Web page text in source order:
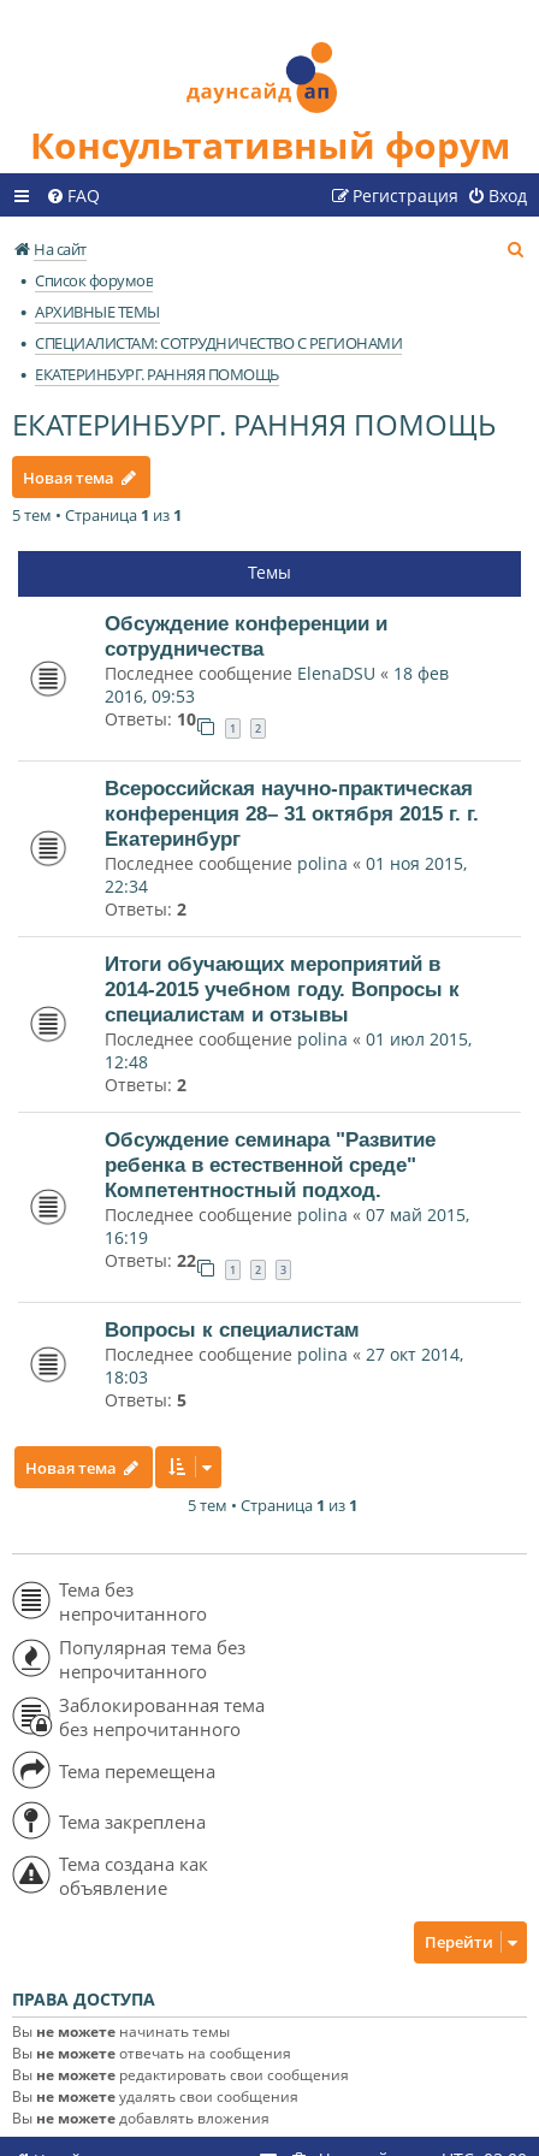
Консультативный форум
FAQ Вход
Регистрация
На сайт
Список форумов
АРХИВНЫЕ ТЕМЫ
СПЕЦИАЛИСТАМ: СОТРУДНИЧЕСТВО С РЕГИОНАМИ
ЕКАТЕРИНБУРГ. РАННЯЯ ПОМОЩЬ
ЕКАТЕРИНБУРГ. РАННЯЯ ПОМОЩЬ
Новая тема
5 тем • Страница 1 из 1
Темы
Обсуждение конференции и
сотрудничества
Последнее сообщение ElenaDSU « 18 фев
2016, 09:53
Ответы: 10 1 2
Всероссийская научно-практическая
конференция 28– 31 октября 2015 г. г.
Екатеринбург
Последнее сообщение polina « 01 ноя 2015,
22:34
Ответы: 2
Итоги обучающих мероприятий в
2014-2015 учебном году. Вопросы к
специалистам и отзывы
Последнее сообщение polina « 01 июл 2015,
12:48
Ответы: 2
Обсуждение семинара "Развитие
ребенка в естественной среде"
Компетентностный подход.
Последнее сообщение polina « 07 май 2015,
16:19
Ответы: 22 1 2 3
Вопросы к специалистам
Последнее сообщение polina « 27 окт 2014,
18:03
Ответы: 5
Новая тема
5 тем • Страница 1 из 1
Тема без
непрочитанного
Популярная тема без
непрочитанного
Заблокированная тема
без непрочитанного
Тема перемещена
Тема закреплена
Тема создана как
объявление
Перейти
ПРАВА ДОСТУПА
Вы не можете начинать темы
Вы не можетеотвечать на сообщения
Вы не можете редактировать свои сообщения
Вы не можетеудалять свои сообщения
Вы не можетедобавлять вложения